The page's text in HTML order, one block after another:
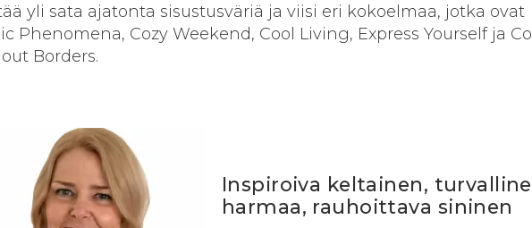
yli sata ajatonta sisustusväriä ja viisi eri kokoelmaa, jotka ovat
Phenomena, Cozy Weekend, Cool Living, Express Yourself ja
Borders.
Inspiroiva keltainen,
harmaa, rauhoittava sininen